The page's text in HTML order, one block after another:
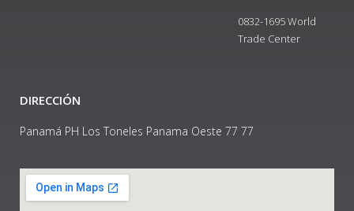
0832-1695 World
Trade Center
DIRECCIÓN
Panamá PH Los Toneles Panama Oeste 77 77